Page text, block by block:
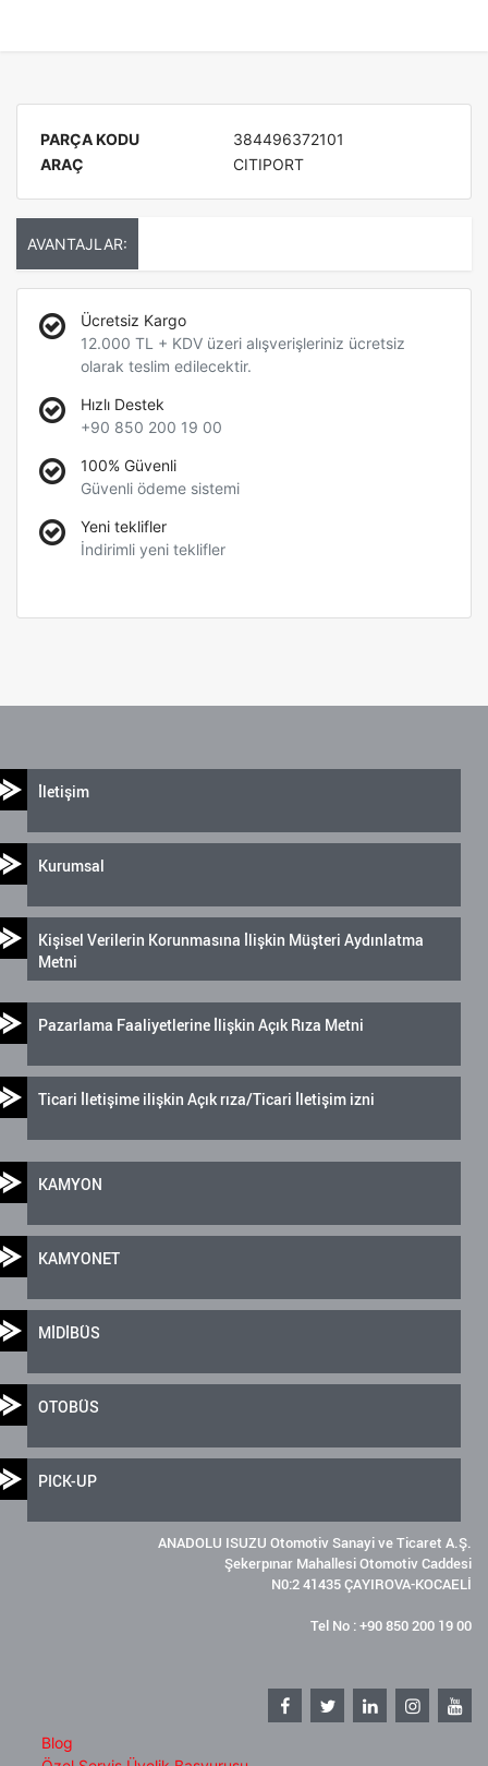
PARÇA KODU
384496372101
ARAÇ
CITIPORT
AVANTAJLAR:
Ücretsiz Kargo
12.000 TL + KDV üzeri alışverişleriniz ücretsiz
olarak teslim edilecektir.
Hızlı Destek
+90 850 200 19 00
100% Güvenli
Güvenli ödeme sistemi
Yeni teklifler
İndirimli yeni teklifler
İletişim
Kurumsal
Kişisel Verilerin Korunmasına İlişkin Müşteri Aydınlatma
Metni
Pazarlama Faaliyetlerine İlişkin Açık Rıza Metni
Ticari İletişime ilişkin Açık rıza/Ticari İletişim izni
KAMYON
KAMYONET
MİDİBÜS
OTOBÜS
PICK-UP
ANADOLU ISUZU Otomotiv Sanayi ve Ticaret A.Ş.
Şekerpınar Mahallesi Otomotiv Caddesi
N0:2 41435 ÇAYIROVA-KOCAELİ
Tel No : +90 850 200 19 00
Blog